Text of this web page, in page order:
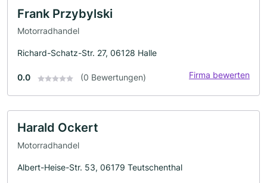
Frank Przybylski
Motorradhandel
Richard-Schatz-Str. 27, 06128 Halle
0.0 (0 Bewertungen) Firma bewerten
Harald Ockert
Motorradhandel
Albert-Heise-Str. 53, 06179 Teutschenthal